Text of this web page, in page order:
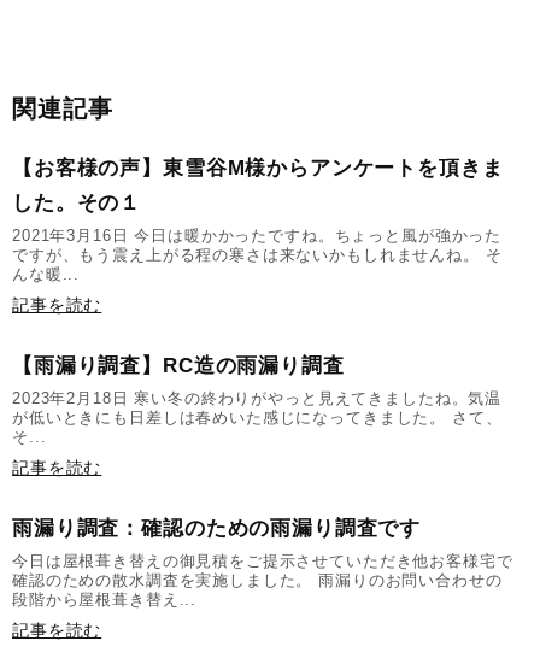
関連記事
【お客様の声】東雪谷M様からアンケートを頂きま
した。その１
2021年3月16日 今日は暖かかったですね。ちょっと風が強かった
ですが、もう震え上がる程の寒さは来ないかもしれませんね。 そ
んな暖...
記事を読む
【雨漏り調査】RC造の雨漏り調査
2023年2月18日 寒い冬の終わりがやっと見えてきましたね。気温
が低いときにも日差しは春めいた感じになってきました。 さて、
そ...
記事を読む
雨漏り調査：確認のための雨漏り調査です
今日は屋根葺き替えの御見積をご提示させていただき他お客様宅で
確認のための散水調査を実施しました。 雨漏りのお問い合わせの
段階から屋根葺き替え...
記事を読む